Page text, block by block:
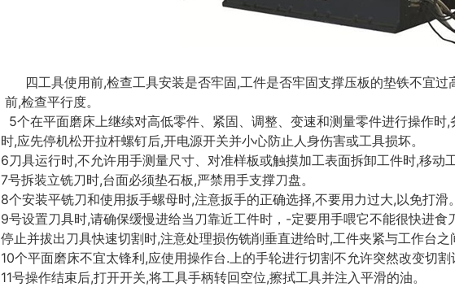
四工具使用前,检查工具安装是否牢固,工件是否牢固支撑压板的垫铁不宜过
前,检查平行度。
5个在平面磨床上继续对高低零件、紧固、调整、变速和测量零件进行操作时
时,应先停机松开拉杆螺钉后,开电源开关并小心防止人身伤害或工具损坏。
6刀具运行时,不允许用手测量尺寸、对准样板或触摸加工表面拆卸工件时,移动工
7号拆装立铣刀时,台面必须垫石板,严禁用手支撑刀盘。
8个安装平铣刀和使用扳手螺母时,注意扳手的正确选择,不要用力过大,以免打滑。
9号设置刀具时,请确保缓慢进给当刀靠近工件时，-定要用手喂它不能很快进食
停止并拔出刀具快速切割时,注意处理损伤铣削垂直进给时,工件夹紧与工作台之
10个平面磨床不宜太锋利,应使用操作台.上的手轮进行切割不允许突然改变切割
11号操作结束后,打开开关,将工具手柄转回空位,擦拭工具并注入平滑的油。